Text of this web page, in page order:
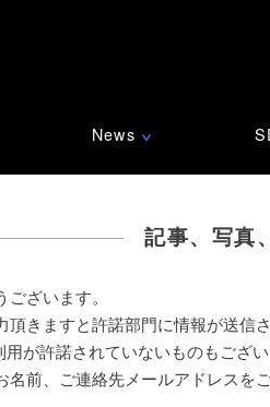
News ∨
記事、写真
ざいます。
頂きますと許諾部門に情報が送信
用が許諾されていないものもござ
名前、ご連絡先メールアドレスを